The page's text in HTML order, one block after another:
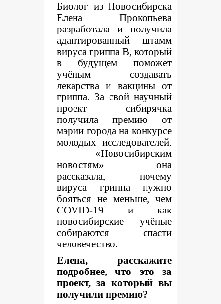
Биолог из Новосибирска
Елена Прокопьева
разработала и получила
адаптированный штамм
вируса гриппа B, который
в будущем поможет
учёным создавать
лекарства и вакцины от
гриппа. За свой научный
проект сибирячка
получила премию от
мэрии города на конкурсе
молодых исследователей.
«Новосибирским
новостям» она
рассказала, почему
вируса гриппа нужно
бояться не меньше, чем
COVID-19 и как
новосибирские учёные
собираются спасти
человечество.
Елена, расскажите
подробнее, что это за
проект, за который вы
получили премию?